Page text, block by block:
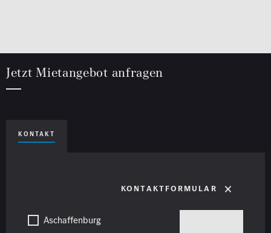
Jetzt Mietangebot anfragen
KONTAKT
Kontaktformular
Aschaffenburg